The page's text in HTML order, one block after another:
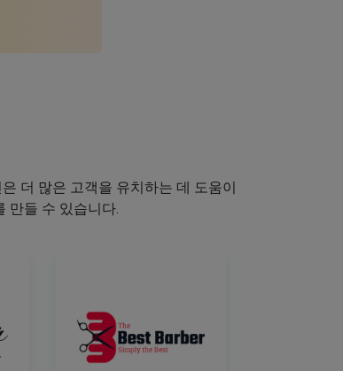
더 많은 고객을 유치하는 데 도움이
만들 수 있습니다.